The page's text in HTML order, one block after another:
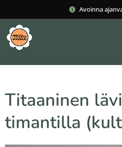
Avoinna
Titaaninen
timantilla